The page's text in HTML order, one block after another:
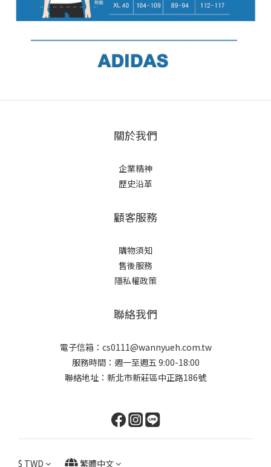
關於我們
企業精神
歷史沿革
顧客服務
購物須知
售後服務
隱私權政策
聯絡我們
電子信箱：cs0111@wannyueh.com.tw
服務時間：週一至週五 9:00-18:00
聯絡地址：新北市新莊區中正路186號
$ TWD 繁體中文